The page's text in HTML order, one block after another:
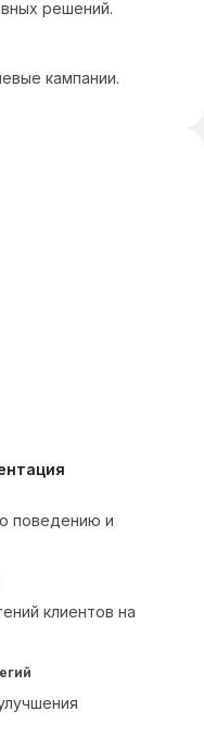
решений.
кампании.
поведению и
клиентов на